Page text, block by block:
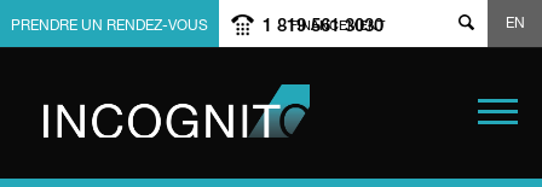
FINANCEMENT
PRENDRE UN RENDEZ-VOUS 1 819 561 3030 EN